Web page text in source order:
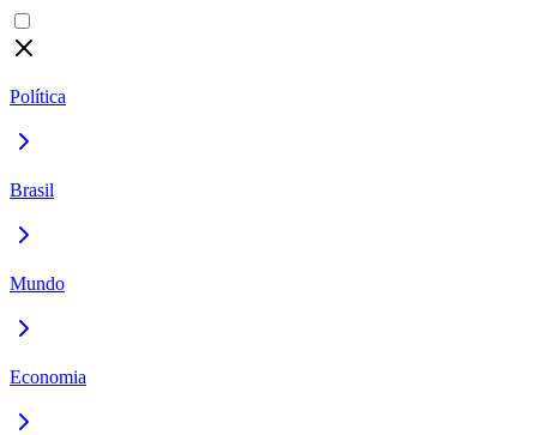
Política
Brasil
Mundo
Economia